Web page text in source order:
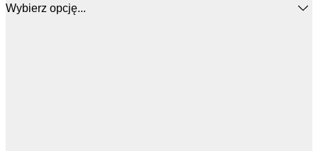
Wybierz opcję...